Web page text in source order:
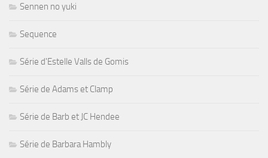
Sennen no yuki
Sequence
Série d'Estelle Valls de Gomis
Série de Adams et Clamp
Série de Barb et JC Hendee
Série de Barbara Hambly